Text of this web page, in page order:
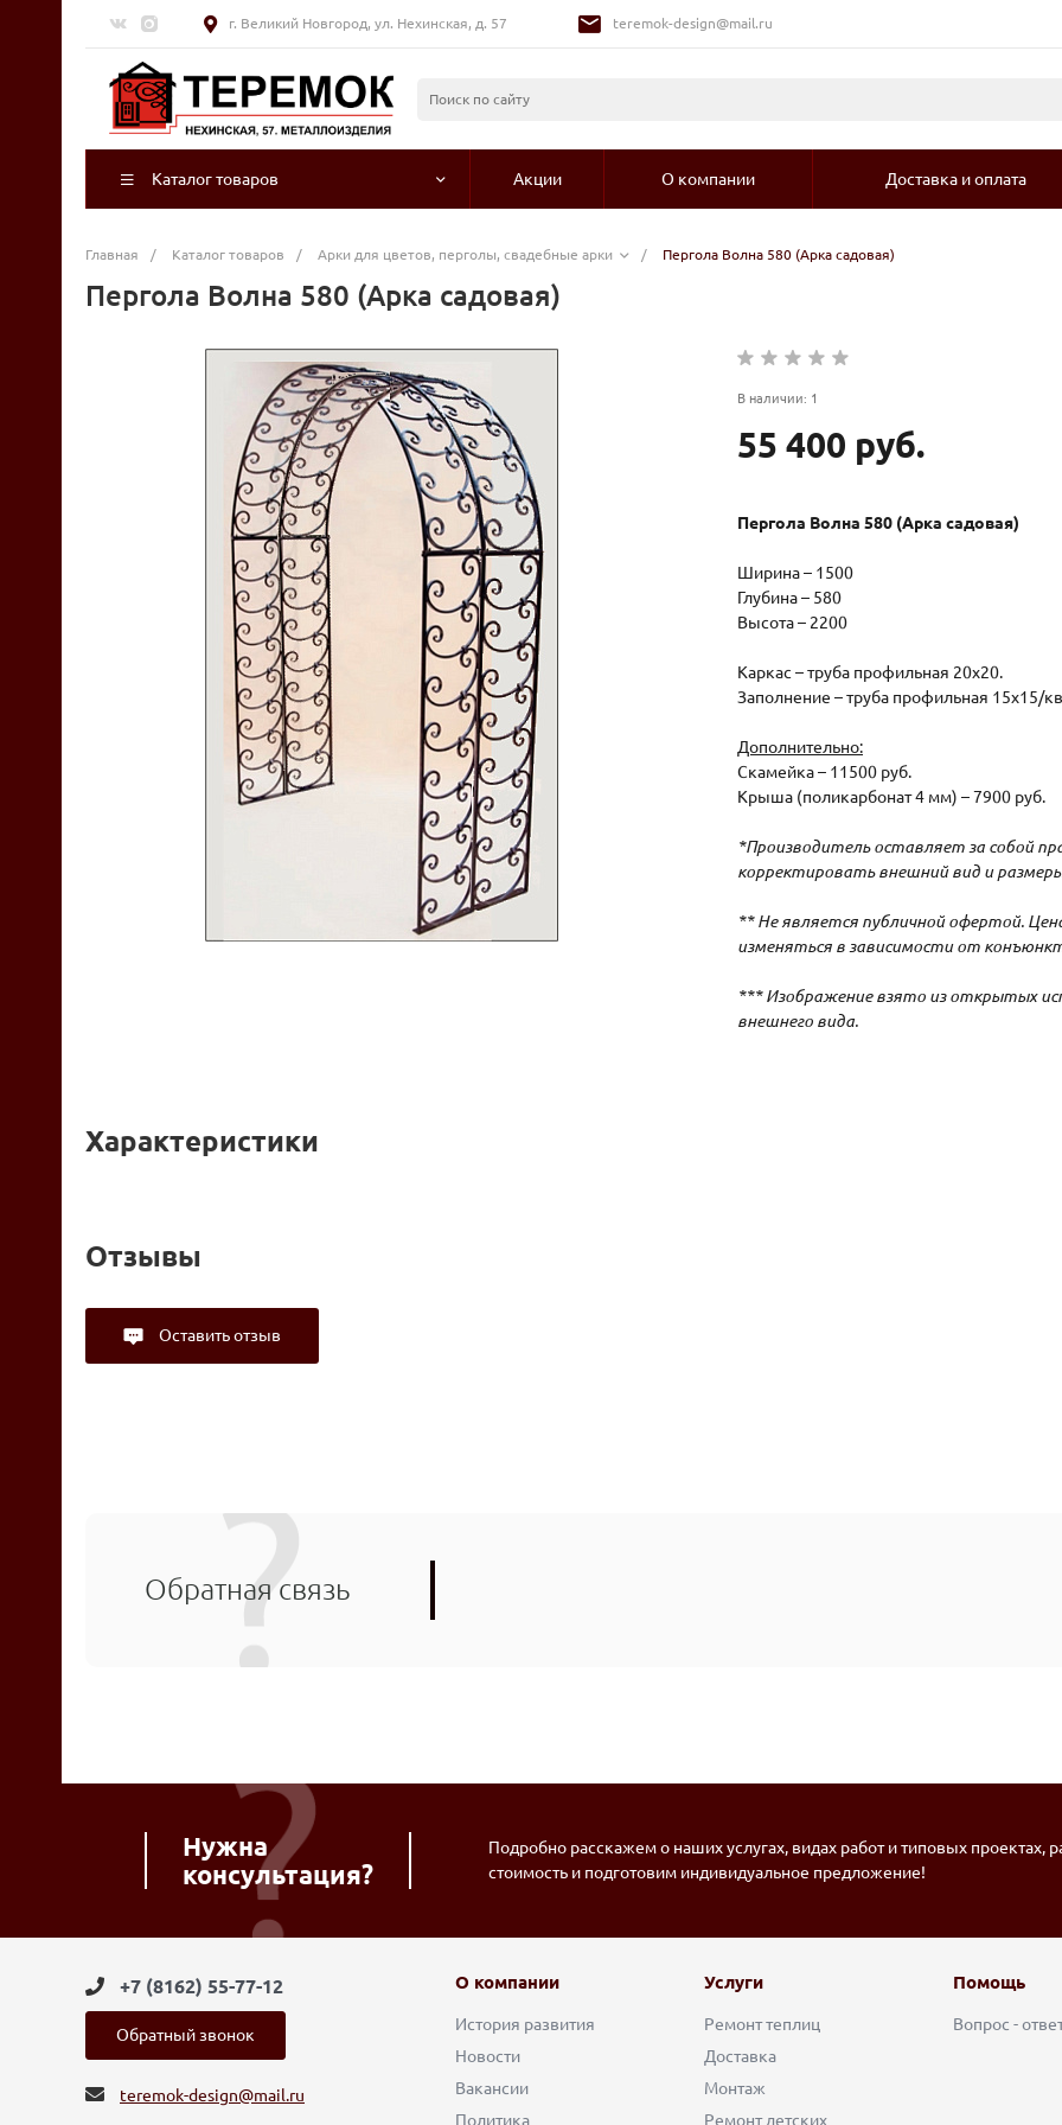
г. Великий Новгород, ул. Нехинская, д. 57 teremok-design@mail.ru
Каталог товаров Акции О компании Доставка и оплата
Главная / Каталог товаров / Арки для цветов, перголы, свадебные арки / Пергола Волна 580 (Арка садовая)
Пергола Волна 580 (Арка садовая)
В наличии: 1
55 400 руб.
Пергола Волна 580 (Арка садовая)
Ширина – 1500
Глубина – 580
Высота – 2200
Каркас – труба профильная 20х20.
Заполнение – труба профильная 15х15/
Дополнительно:
Скамейка – 11500 руб.
Крыша (поликарбонат 4 мм) – 7900 руб.
*Производитель оставляет за собой
корректировать внешний вид и
** Не является публичной офертой.
изменяться в зависимости от
*** Изображение взято из открытых
внешнего вида.
Характеристики
Отзывы
Оставить отзыв
Обратная связь
Нужна
консультация?
Подробно расскажем о наших услугах, видах работ и типовых проектах,
стоимость и подготовим индивидуальное предложение!
+7 (8162) 55-77-12
Обратный звонок
teremok-design@mail.ru
О компании
История развития
Новости
Вакансии
Политика
Услуги
Ремонт теплиц
Доставка
Монтаж
Ремонт детских
Помощь
Вопрос -